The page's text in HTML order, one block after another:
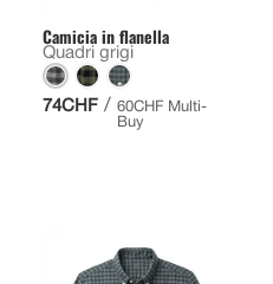
Camicia in flanella
Quadri grigi
74CHF / 60CHF Multi-
Buy